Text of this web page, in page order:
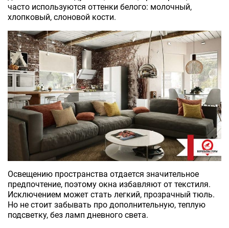
часто используются оттенки белого: молочный,
хлопковый, слоновой кости.
Освещению пространства отдается значительное
предпочтение, поэтому окна избавляют от текстиля.
Исключением может стать легкий, прозрачный тюль.
Но не стоит забывать про дополнительную, теплую
подсветку, без ламп дневного света.